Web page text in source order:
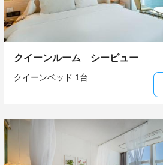
クイーンルーム シービュー
クイーンベッド 1台